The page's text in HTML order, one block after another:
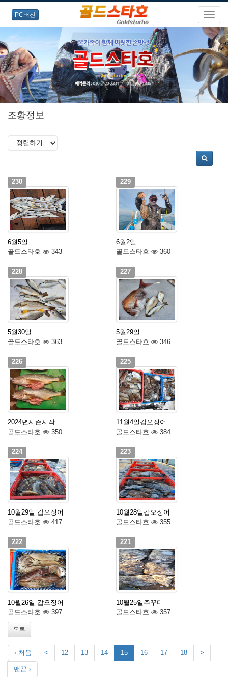
PC버전
조황정보
230
6월5일
골드스타호
343
229
6월2일
골드스타호
360
228
5월30일
골드스타호
363
227
5월29일
골드스타호
346
226
2024년시즌시작
골드스타호
350
225
11월4일갑오징어
골드스타호
384
224
10월29일 갑오징어
골드스타호
417
223
10월28일갑오징어
골드스타호
355
222
10월26일 갑오징어
골드스타호
397
221
10월25일주꾸미
골드스타호
357
목록
‹ 처음 < 12 13 14 15 16 17 18 >
맨끝 ›